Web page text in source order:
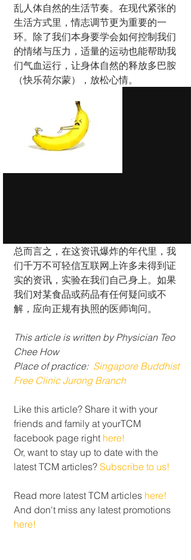
乱人体自然的生活节奏。在现代紧张的
生活方式里，情志调节更为重要的一
环。除了我们本身要学会如何控制我们
的情绪与压力，适量的运动也能帮助我
们气血运行，让身体自然的释放多巴胺
（快乐荷尔蒙），放松心情。
总而言之，在这资讯爆炸的年代里，我
们千万不可轻信互联网上许多未得到证
实的资讯，实验在我们自己身上。如果
我们对某食品或药品有任何疑问或不
解，应向正规有执照的医师询问。
This article is written by Physician Teo
Chee How
Place of practice: Singapore Buddhist
Free Clinic Jurong Branch
Like this article? Share it with your
friends and family at yourTCM
facebook page right here!
Or, want to stay up to date with the
latest TCM articles? Subscribe to us!
Read more latest TCM articles here!
And don't miss any latest promotions
here!